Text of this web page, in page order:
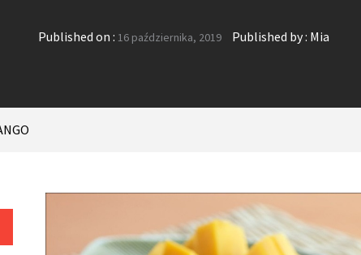
Published on : 16 października, 2019 Published by : Mia